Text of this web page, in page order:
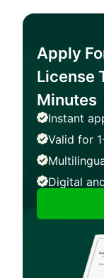
Apply
License
Minutes
Instant
Valid for
Digital